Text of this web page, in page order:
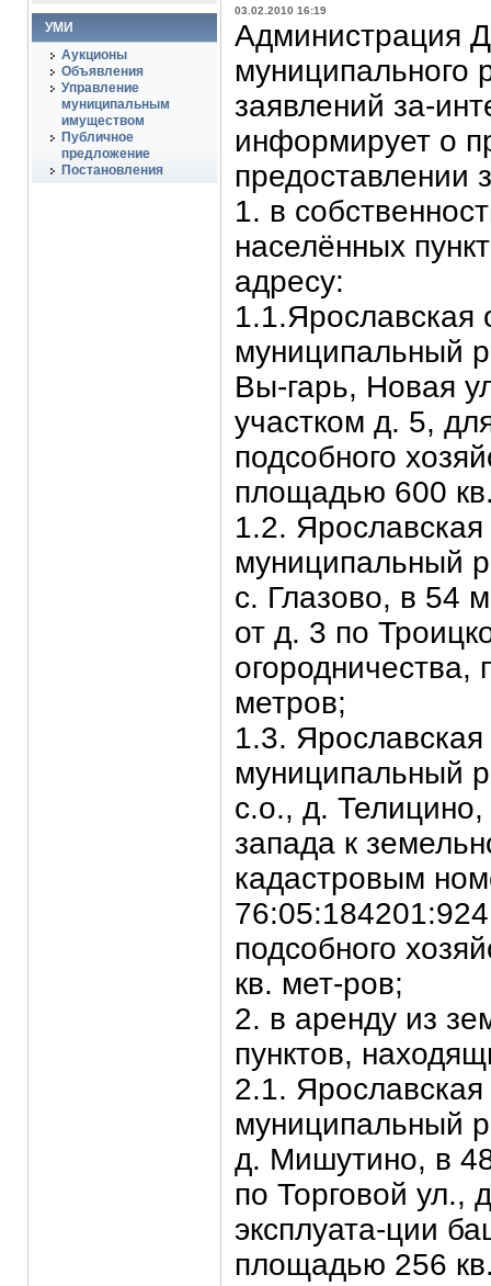
УМИ
Аукционы
Объявления
Управление
муниципальным
имуществом
Публичное
предложение
Постановления
03.02.2010 16:19
Администрация
муниципального
заявлений за-
информирует о
предоставлении
1. в
населённых
адресу:
1.1.Ярославская
муниципальный
Вы-гарь, Новая
участком д. 5,
подсобного
площадью 600
1.2.
муниципальный
с. Глазово, в 54
от д. 3 по
метров;
1.3.
муниципальный
с.о., д.
запада к
кадастровым
подсобного
кв. мет-ров;
2. в аренду из
пунктов,
2.1.
муниципальный
д. Мишутино, в
по Торговой ул.,
эксплуата-ции
площадью 256